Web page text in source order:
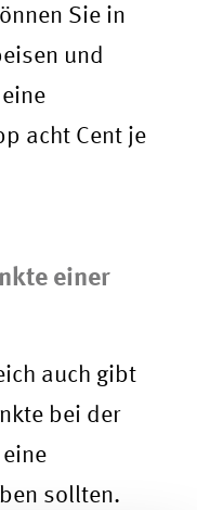
Sie in
und
acht Cent je
einer
auch gibt
bei der
sollten.